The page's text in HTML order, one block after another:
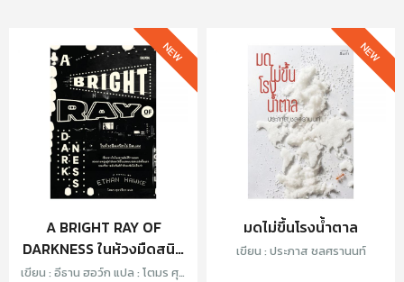
A BRIGHT RAY OF
DARKNESS ในห้วงมืดสนิท
ไม่มิดแสง
เขียน : อีธาน ฮอว์ก แปล : โตมร ศุข
NEW
มดไม่ขึ้นโรงน้ำตาล
เขียน : ประภาส ชลศรานนท์
NEW